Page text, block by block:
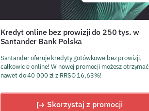
Kredyt online bez prowizji do 250 tys. w
Santander Bank Polska
Santander oferuje kredyty gotówkowe bez prowizji,
całkowicie online! W nowej promocji możesz otrzymać
nawet do 40 000 zł z RRSO 16,63%!
Skorzystaj z promocji